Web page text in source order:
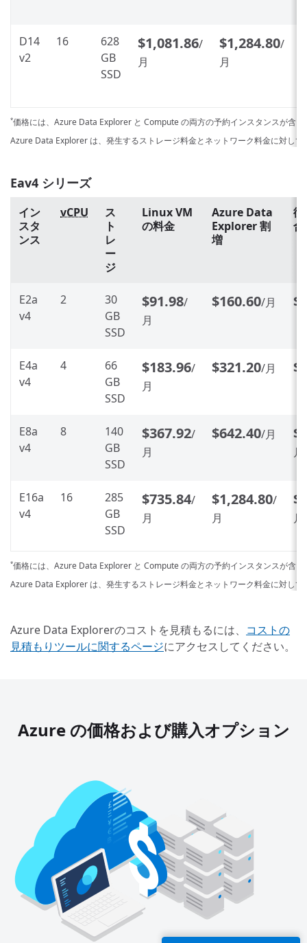
D14
v2
16
628
GB
SSD
$1,081.86/
月
$1,284.80/
月
*価格には、Azure Data Explorer と Compute の両方の予約インスタンスが含ま
Azure Data Explorer は、発生するストレージ料金とネットワーク料金に対して
Eav4 シリーズ
イン
スタ
ンス
vCPU
ス
ト
レ
ー
ジ
Linux VM
の料金
Azure Data
Explorer 割
増
従
合
E2a
v4
2
30
GB
SSD
$91.98/
月
$160.60/月
E4a
v4
4
66
GB
SSD
$183.96/
月
$321.20/月
E8a
v4
8
140
GB
SSD
$367.92/
月
$642.40/月
月
E16a
v4
16
285
GB
SSD
$735.84/
月
$1,284.80/
月
月
*価格には、Azure Data Explorer と Compute の両方の予約インスタンスが含ま
Azure Data Explorer は、発生するストレージ料金とネットワーク料金に対して
Azure Data Explorerのコストを見積もるには、 コストの
見積もりツールに関するページにアクセスしてください。
Azure の価格および購入オプション